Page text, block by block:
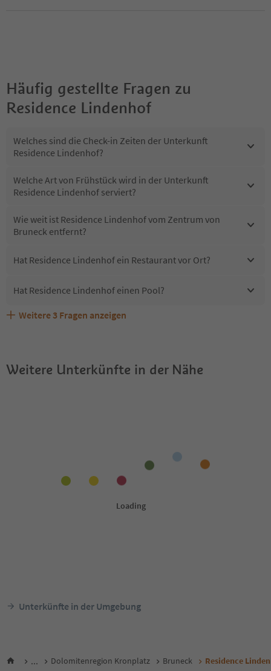
Häufig gestellte Fragen zu
Residence Lindenhof
Welches sind die Check-in Zeiten der Unterkunft
Residence Lindenhof?
Welche Art von Frühstück wird in der Unterkunft
Residence Lindenhof serviert?
Wie weit ist Residence Lindenhof vom Zentrum von
Bruneck entfernt?
Hat Residence Lindenhof ein Restaurant vor Ort?
Hat Residence Lindenhof einen Pool?
Sind Haustiere in der Unterkunft Residence Lindenhof
Welche Services bietet Residence Lindenhof?
Erhalten die Gäste von Residence Lindenhof einen
Weitere 3 Fragen anzeigen
Weitere Unterkünfte in der Nähe
Unterkünfte in der Umgebung
... Dolomitenregion Kronplatz Bruneck Residence